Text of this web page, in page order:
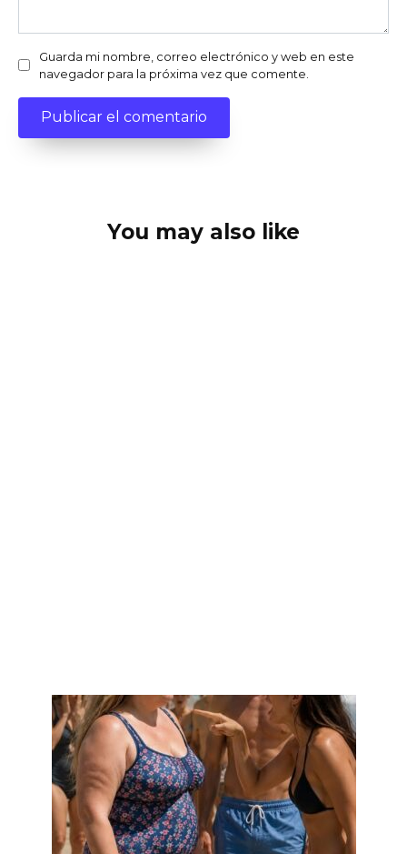
Guarda mi nombre, correo electrónico y web en este
navegador para la próxima vez que comente.
You may also like